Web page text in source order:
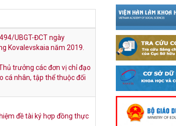
UBGT-ĐCT ngày
Kovalevskaia năm 2019.
trưởng các đơn vị chỉ đạo
cá nhân, tập thể thuộc đối
đề tài ký hợp đồng thực